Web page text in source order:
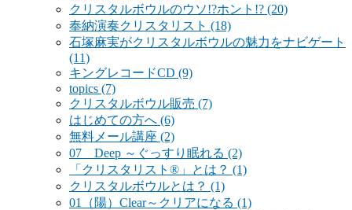
クリスタルボウルのウソ!?ホント!? (20)
奉納演奏クリスタリスト (18)
石塚麻実がクリスタルボウルの魅力をナビゲート
(11)
キングレコードCD (9)
topics (7)
クリスタルボウル販売 (7)
はじめての方へ (6)
無料メール講座 (2)
07 Deep ～ぐっすり眠れる (2)
「クリスタリスト®」とは？ (1)
クリスタルボウルとは？ (1)
01（陽）Clear～クリアになる (1)